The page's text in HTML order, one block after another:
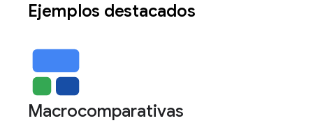
Ejemplos destacados
Macrocomparativas